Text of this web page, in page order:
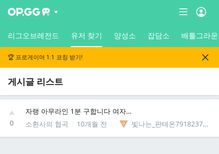
리그오브레전드 유저 찾기 양성소 잡담소 배틀그라
🏆 프로게이머 1:1 코칭 받기!
게시글 리스트
0
자랭 아무라인 1분 구합니다 여자있습니다
소환사의 협곡
10개월 전 빛나는_판테온7918237489525